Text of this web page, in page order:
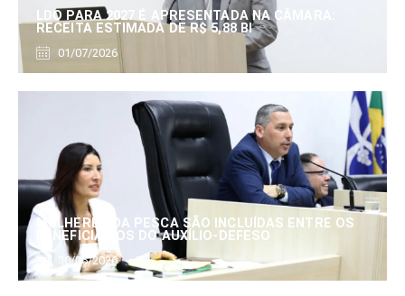
LDO PARA 2027 É APRESENTADA NA CÂMARA:
RECEITA ESTIMADA DE R$ 5,88 BI
01/07/2026
MULHERES DA PESCA SÃO INCLUÍDAS ENTRE OS
BENEFICIÁRIOS DO AUXÍLIO-DEFESO
30/06/2026